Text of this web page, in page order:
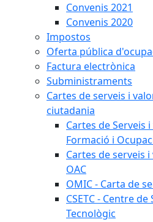
Convenis 2021
Convenis 2020
Impostos
Oferta pública
Factura electrònica
Subministraments
Cartes de serveis i
ciutadania
Cartes de Serveis
Formació i
Cartes de serveis
OAC
OMIC - Carta de
CSETC - Centre
Tecnològic